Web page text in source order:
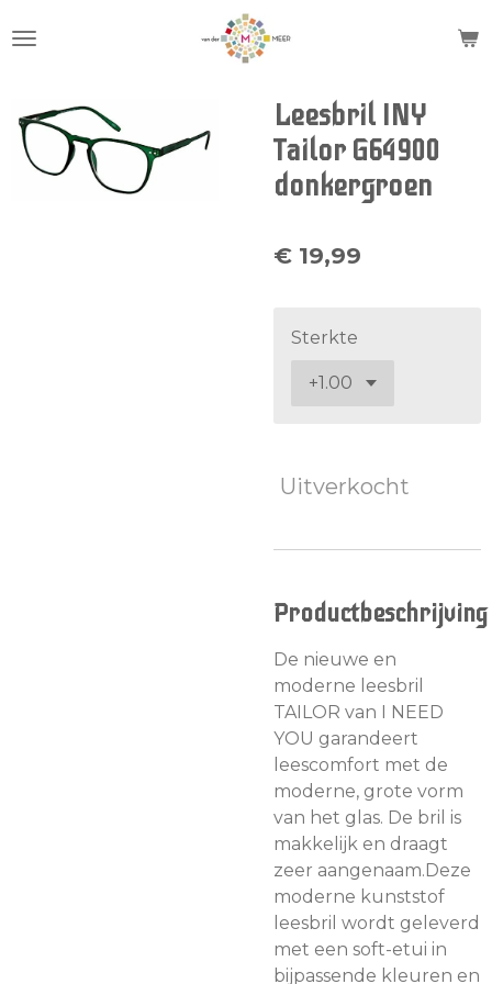
direct
hoofdinhoud
Leesbril INY
Tailor G64900
donkergroen
€ 19,99
Sterkte
Uitverkocht
Productbeschrijving
De nieuwe en
moderne leesbril
TAILOR van I NEED
YOU garandeert
leescomfort met de
moderne, grote vorm
van het glas. De bril is
makkelijk en draagt
zeer aangenaam.Deze
moderne kunststof
leesbril wordt geleverd
met een soft-etui in
bijpassende kleuren en